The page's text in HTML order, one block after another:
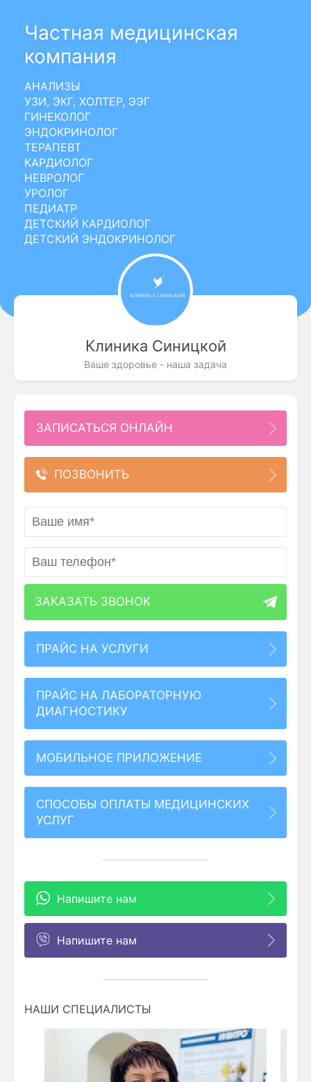
Частная медицинская
компания
АНАЛИЗЫ
УЗИ, ЭКГ, ХОЛТЕР, ЭЭГ
ГИНЕКОЛОГ
ЭНДОКРИНОЛОГ
ТЕРАПЕВТ
КАРДИОЛОГ
НЕВРОЛОГ
УРОЛОГ
ПЕДИАТР
ДЕТСКИЙ КАРДИОЛОГ
ДЕТСКИЙ ЭНДОКРИНОЛОГ
Клиника Синицкой
Ваше здоровье - наша задача
ЗАПИСАТЬСЯ ОНЛАЙН
ПОЗВОНИТЬ
ЗАКАЗАТЬ ЗВОНОК
ПРАЙС НА УСЛУГИ
ПРАЙС НА ЛАБОРАТОРНУЮ
ДИАГНОСТИКУ
МОБИЛЬНОЕ ПРИЛОЖЕНИЕ
СПОСОБЫ ОПЛАТЫ МЕДИЦИНСКИХ
УСЛУГ
Напишите нам
Напишите нам
НАШИ СПЕЦИАЛИСТЫ